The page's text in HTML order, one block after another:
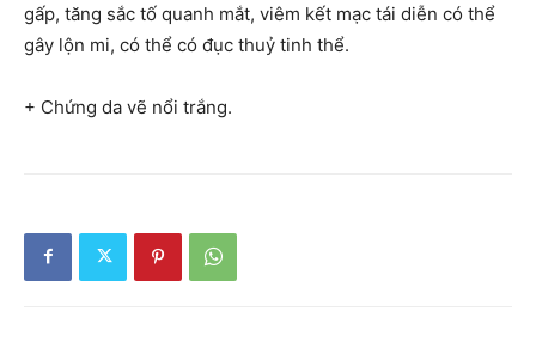
gấp, tăng sắc tố quanh mắt, viêm kết mạc tái diễn có thể
gây lộn mi, có thể có đục thuỷ tinh thể.
+ Chứng da vẽ nổi trắng.